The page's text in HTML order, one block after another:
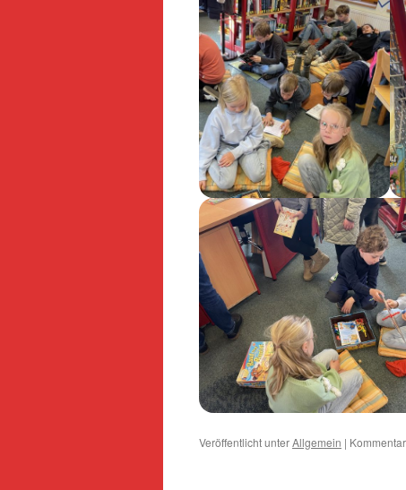
Veröffentlicht unterAllgemein |